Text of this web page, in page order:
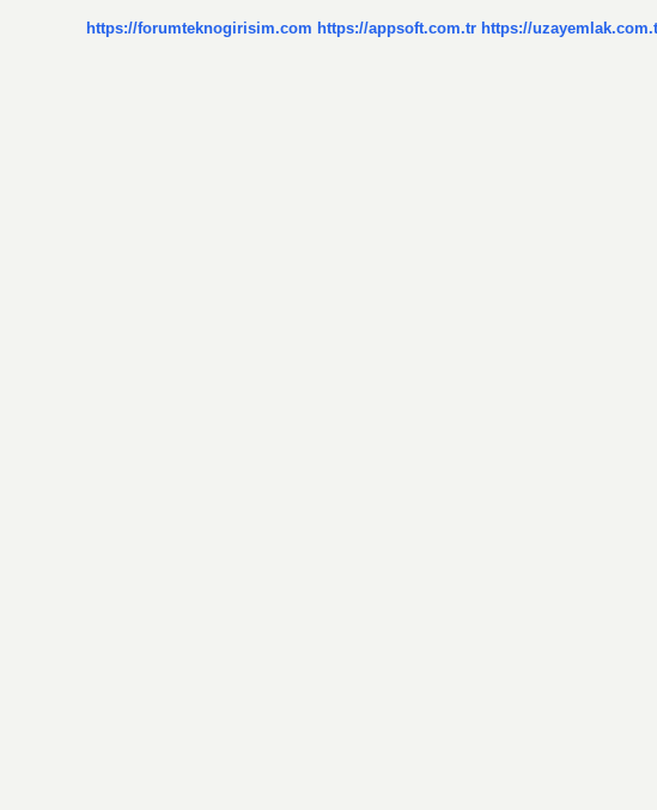
https://forumteknogirisim.com https://appsoft.com.tr https://